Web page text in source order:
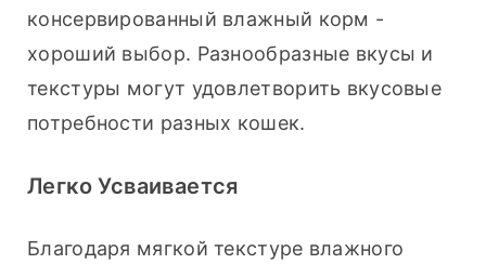
консервированный влажный корм -
хороший выбор. Разнообразные вкусы и
текстуры могут удовлетворить вкусовые
потребности разных кошек.
Легко Усваивается
Благодаря мягкой текстуре влажного